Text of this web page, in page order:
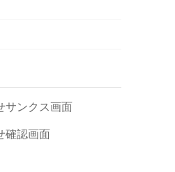
サンクス画面
確認画面